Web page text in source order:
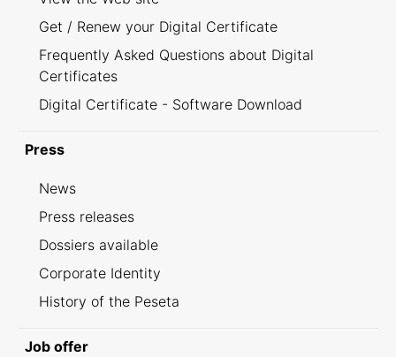
Get / Renew your Digital Certificate
Frequently Asked Questions about Digital
Certificates
Digital Certificate - Software Download
Press
News
Press releases
Dossiers available
Corporate Identity
History of the Peseta
Job offer